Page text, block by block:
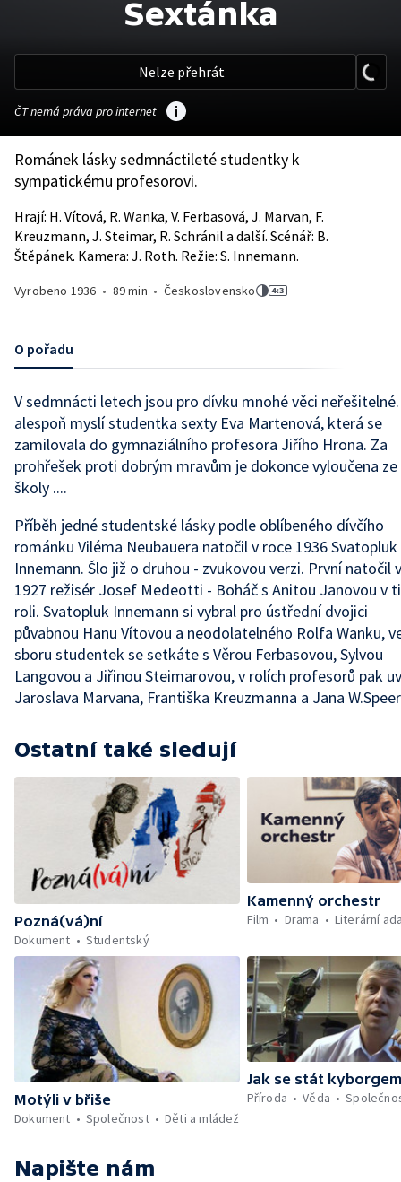
Sextánka
Nelze přehrát
ČT nemá práva pro internet
Románek lásky sedmnáctileté studentky k
sympatickému profesorovi.
Hrají: H. Vítová, R. Wanka, V. Ferbasová, J. Marvan, F.
Kreuzmann, J. Steimar, R. Schránil a další. Scénář: B.
Štěpánek. Kamera: J. Roth. Režie: S. Innemann.
Vyrobeno 1936 • 89 min • Československo
O pořadu
V sedmnácti letech jsou pro dívku mnohé věci
alespoň myslí studentka sexty Eva Martenová, která se
zamilovala do gymnaziálního profesora Jiřího Hrona. Za
prohřešek proti dobrým mravům je dokonce vyloučena ze
školy ....
Příběh jedné studentské lásky podle oblíbeného dívčího
románku Viléma Neubauera natočil v roce 1936 Svatopluk
Innemann. Šlo již o druhou - zvukovou verzi. První natočil
1927 režisér Josef Medeotti - Boháč s Anitou Janovou v
roli. Svatopluk Innemann si vybral pro ústřední dvojici
půvabnou Hanu Vítovou a neodolatelného Rolfa Wanku,
sboru studentek se setkáte s Věrou Ferbasovou, Sylvou
Langovou a Jiřinou Steimarovou, v rolích profesorů pak
Jaroslava Marvana, Františka Kreuzmanna a Jana
Ostatní také sledují
Pozná(vá)ní
Dokument
Studentský
Kamenný orchestr
Film
Drama Literární
Motýli v břiše
Dokument
Společnost Děti a mládež
Jak se stát kyborgem
Příroda
Věda
Napište nám